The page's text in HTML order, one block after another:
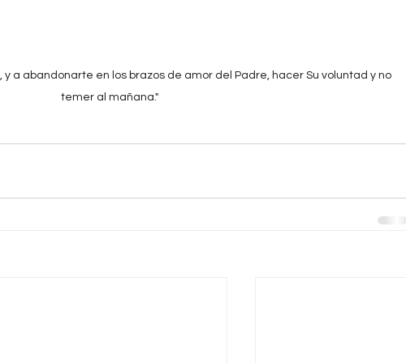
y a abandonarte en los brazos de amor del Padre, hacer Su voluntad y no
temer al mañana."